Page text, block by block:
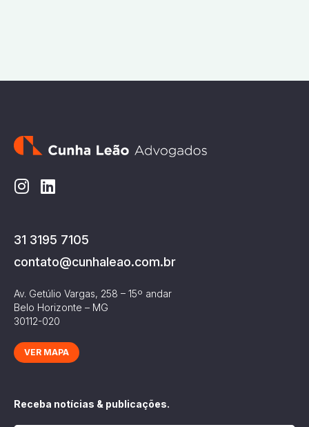
31 3195 7105
contato@cunhaleao.com.br
Av. Getúlio Vargas, 258 – 15º andar
Belo Horizonte – MG
30112-020
VER MAPA
Receba notícias & publicações.